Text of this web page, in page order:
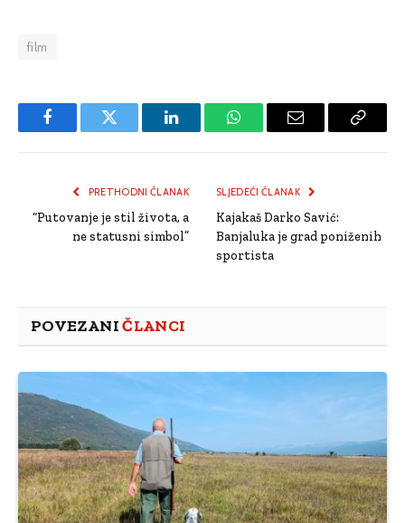
film
FacebookTwitter LinkedInWhatsAppEmail
Copy
PRETHODNI ČLANAK
“Putovanje je stil života, a
ne statusni simbol”
SLJEDEĆI ČLANAK
Kajakaš Darko Savić:
Banjaluka je grad poniženih
sportista
POVEZANIČLANCI